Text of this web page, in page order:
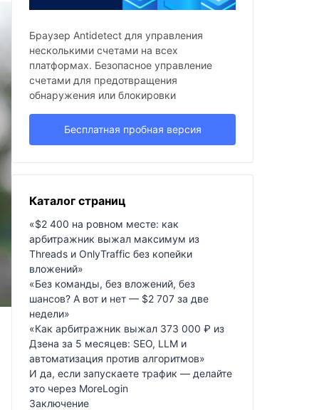
Браузер Antidetect для управления
несколькими счетами на всех
платформах. Безопасное управление
счетами для предотвращения
обнаружения или блокировки
Бесплатная пробная версия
Каталог страниц
«$2 400 на ровном месте: как
арбитражник выжал максимум из
Threads и OnlyTraffic без копейки
вложений»
«Без команды, без вложений, без
шансов? А вот и нет — $2 707 за две
недели»
«Как арбитражник выжал 373 000 ₽ из
Дзена за 5 месяцев: SEO, LLM и
автоматизация против алгоритмов»
И да, если запускаете трафик — делайте
это через MoreLogin
Заключение